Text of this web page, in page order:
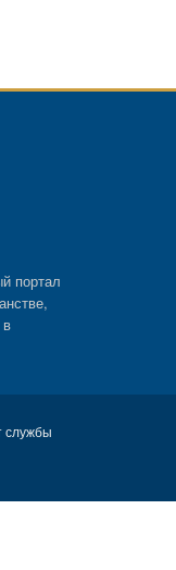
портал
службы